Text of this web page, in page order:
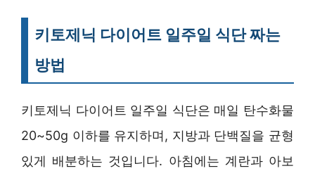
키토제닉 다이어트 일주일 식단 짜는
방법
키토제닉 다이어트 일주일 식단은 매일 탄수화물
20~50g 이하를 유지하며, 지방과 단백질을 균형
있게 배분하는 것입니다. 아침에는 계란과 아보